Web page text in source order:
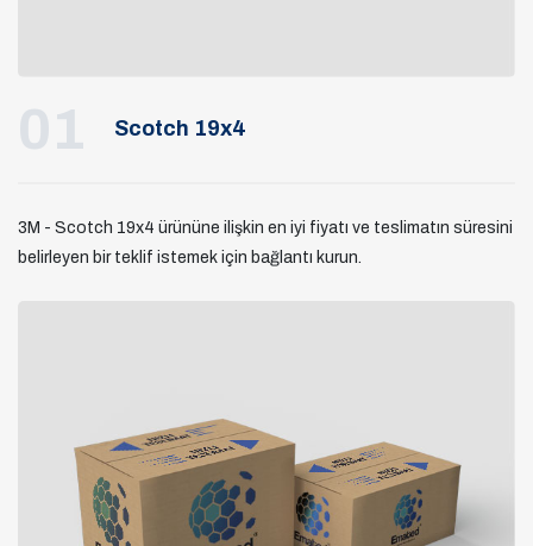
01 Scotch 19x4
3M - Scotch 19x4 ürününe ilişkin en iyi fiyatı ve teslimatın süresini
belirleyen bir teklif istemek için bağlantı kurun.